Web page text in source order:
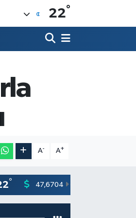
22°
A- A+
° 47,6704